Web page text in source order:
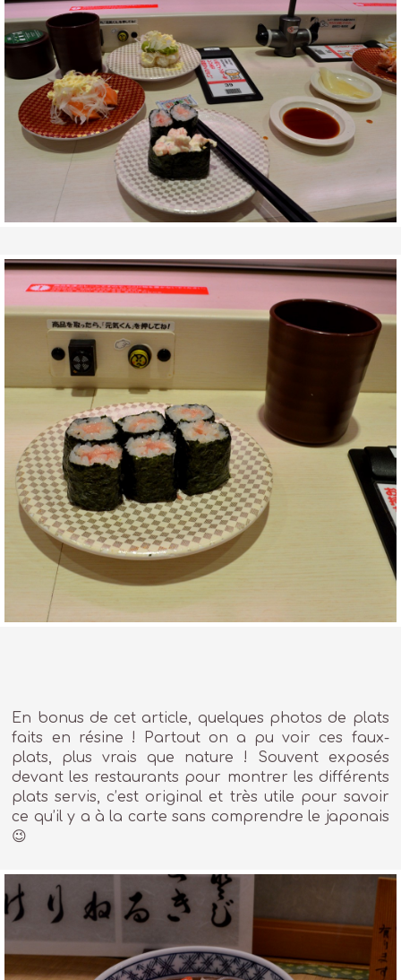
En bonus de cet article, quelques photos de plats
faits en résine ! Partout on a pu voir ces faux-
plats, plus vrais que nature ! Souvent exposés
devant les restaurants pour montrer les différents
plats servis, c’est original et très utile pour savoir
ce qu’il y a à la carte sans comprendre le japonais
😉